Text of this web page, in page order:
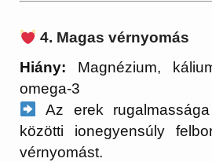
4. Magas vérnyomás
Hiány: Magnézium,
omega-3
Az erek
közötti ionegyensúly
vérnyomást.